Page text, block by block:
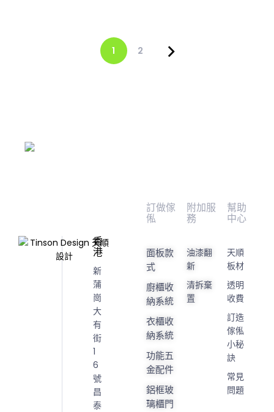
1 2
香
港
新
蒲
崗
大
有
街
1
6
號
昌
泰
訂做傢
俬
面板款
式
廚櫃收
納系統
衣櫃收
納系統
功能五
金配件
鋁框玻
璃櫃門
附加服
務
油漆翻
新
清拆棄
置
幫助
中心
天順
板材
透明
收費
訂造
傢俬
小秘
訣
常見
問題